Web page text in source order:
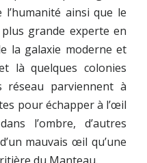
ainsi que le
grande experte en
la galaxie moderne et
là quelques colonies
réseau parviennent à
pour échapper à l’œil
l’ombre, d’autres
mauvais œil qu’une